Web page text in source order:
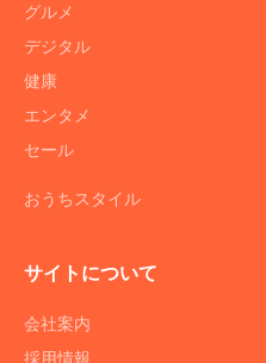
グルメ
デジタル
健康
エンタメ
セール
おうちスタイル
サイトについて
会社案内
採用情報